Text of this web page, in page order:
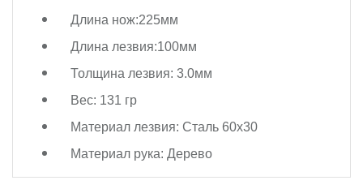
Длина нож:225мм
Длина лезвия:100мм
Толщина лезвия: 3.0мм
Вес: 131 гр
Материал лезвия: Сталь 60x30
Материал рука: Дерево